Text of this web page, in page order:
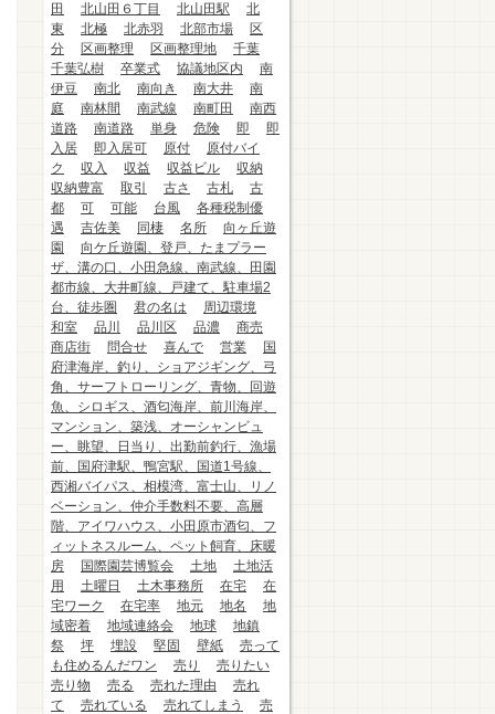
田
北山田６丁目 北山田駅
北
東
北極 北赤羽 北部市場
区
分
区画整理 区画整理地
千葉
千葉弘樹
卒業式 協議地区内
南
伊豆
南北 南向き 南大井
南
庭
南林間 南武線 南町田
南西
道路
南道路 単身 危険 即
即
入居
即入居可 原付
原付バイ
ク
収入 収益 収益ビル
収納
収納豊富
取引 古さ 古札
古
都
可 可能 台風
各種税制優
遇
吉佐美 同棲 名所
向ヶ丘遊
園
向ケ丘遊園、登戸、たまプラー
ザ、溝の口、小田急線、南武線、田園
都市線、大井町線、戸建て、駐車場2
台、徒歩圏
君の名は
周辺環境
和室
品川 品川区 品濃
商売
商店街
問合せ 喜んで 営業
国
府津海岸、釣り、ショアジギング、弓
角、サーフトローリング、青物、回遊
魚、シロギス、酒匂海岸、前川海岸、
マンション、築浅、オーシャンビュ
ー、眺望、日当り、出勤前釣行、漁場
前、国府津駅、鴨宮駅、国道1号線、
西湘バイパス、相模湾、富士山、リノ
ベーション、仲介手数料不要、高層
階、アイワハウス、小田原市酒匂、フ
ィットネスルーム、ペット飼育、床暖
房
国際園芸博覧会 土地
土地活
用
土曜日 土木事務所 在宅
在
宅ワーク
在宅率 地元 地名
地
域密着
地域連絡会 地球
地鎮
祭
坪 埋設 堅固 壁紙
売って
も住めるんだワン
売り
売りたい
売り物
売る 売れた理由
売れ
て
売れている 売れてしまう
売